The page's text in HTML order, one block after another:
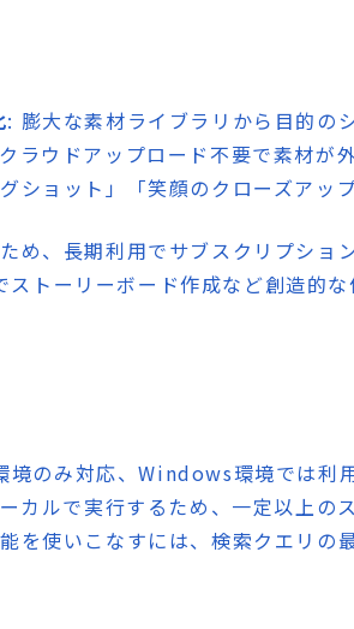
: 膨大な素材ライブラリから目的の
ラウドアップロード不要で素材が
ショット」「笑顔のクローズアッ
め、長期利用でサブスクリプショ
トーリーボード作成など創造的な
境のみ対応、Windows環境では利
カルで実行するため、一定以上の
を使いこなすには、検索クエリの